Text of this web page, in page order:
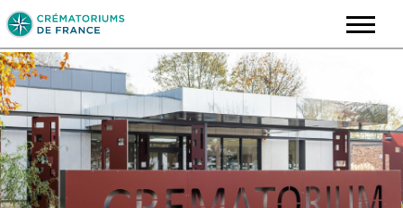
Skip
to
content